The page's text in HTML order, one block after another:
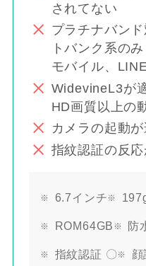
されてない
プラチナバン
トバンク系の
モバイル、
WidevineL3が
HD画質以上の
カメラの起動
指紋認証の反
6.7インチ
ROM64GB 防
指紋認証 〇